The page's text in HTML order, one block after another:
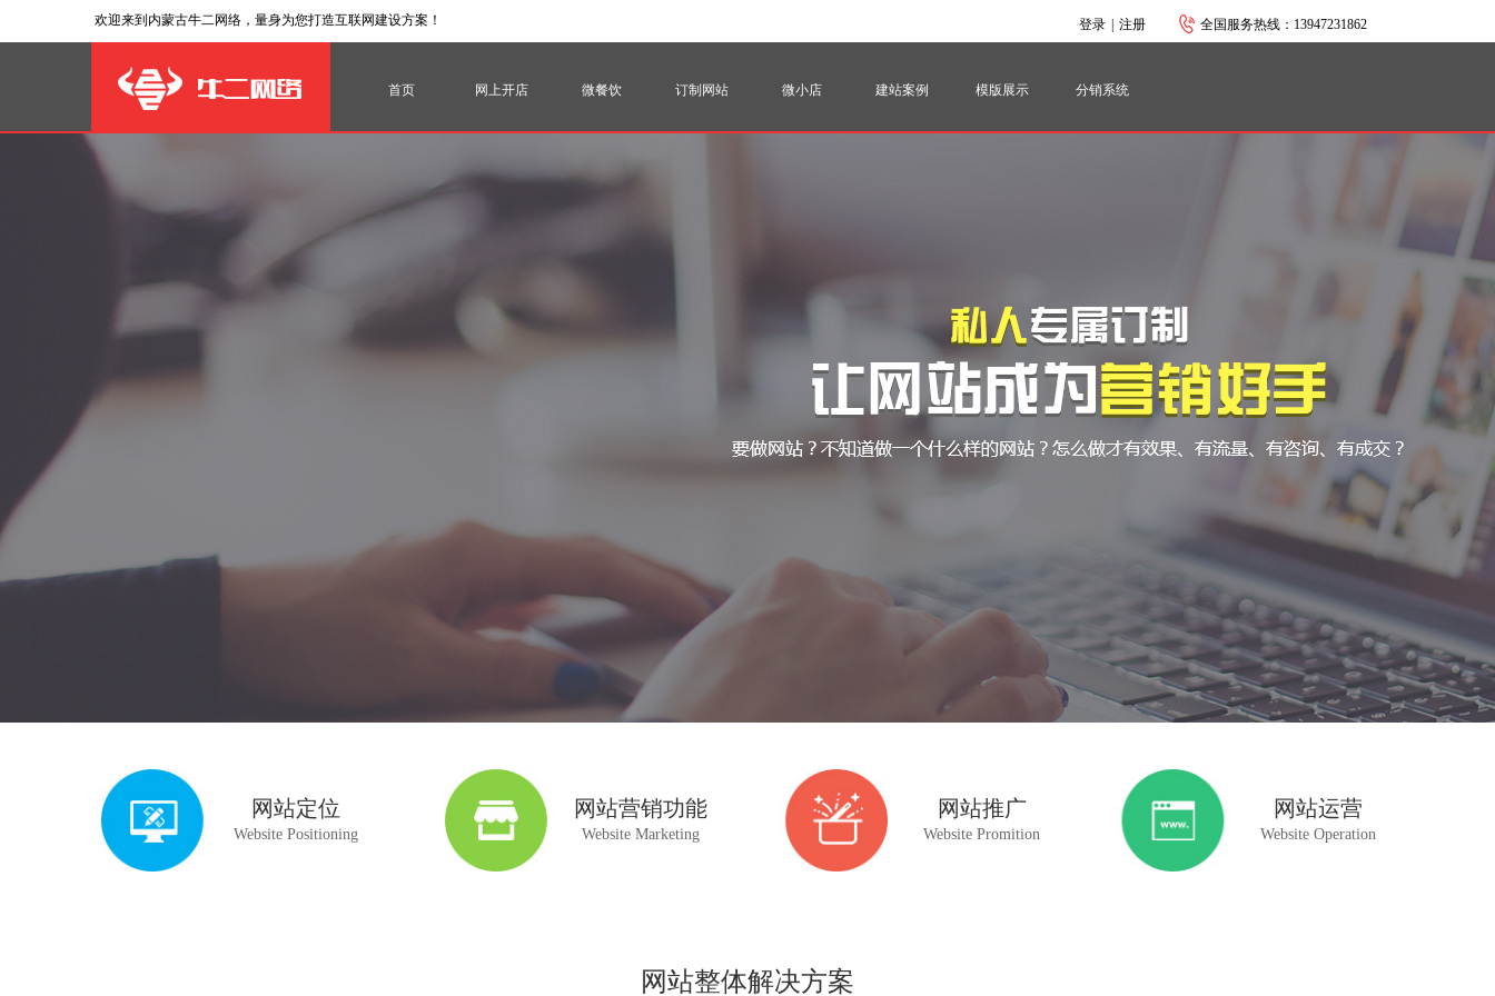
全国服务热线：13947231862
登录 注册
欢迎来到内蒙古牛二网络，量身为您打造互联网建设方案！
首页 网上开店 微餐饮 订制网站 微小店 建站案例 模版展示 分销系统
网站运营
Website Operation
网站定位
Website Positioning
网站营销功能
Website Marketing
网站推广
Website Promition
网站整体解决方案